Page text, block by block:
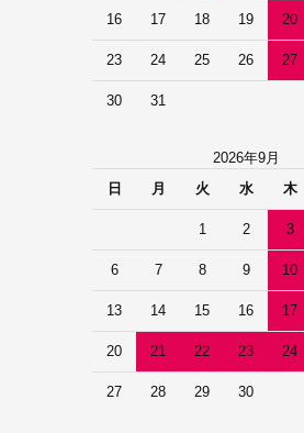
16 17 18 19 20
23 24 25 26 27
30 31
2026年9月
日
月 火 水 木
1 2 3
6 7 8 9 10
13 14 15 16 17
20 21 22 23 24
27 28 29 30